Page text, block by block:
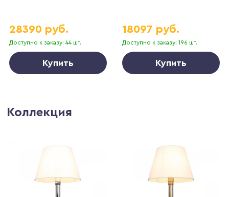
Доступно к заказу: 44 шт.
28390 руб.
Купить
Доступно к заказу: 196 шт.
18097 руб.
Купить
Коллекция